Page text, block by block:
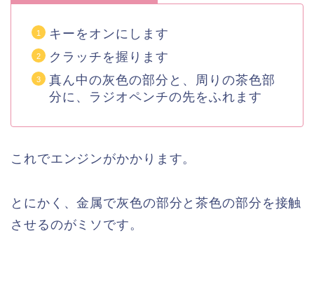
キーをオンにします
クラッチを握ります
真ん中の灰色の部分と、周りの茶色部
分に、ラジオペンチの先をふれます
これでエンジンがかかります。
とにかく、金属で灰色の部分と茶色の部分を接触
させるのがミソです。